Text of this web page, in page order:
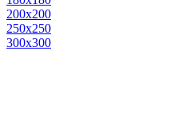
200х200
250х250
300х300